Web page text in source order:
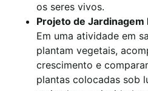
os seres vivos.
Projeto de Jardinagem
Em uma atividade em
plantam vegetais,
crescimento e
plantas colocadas sob